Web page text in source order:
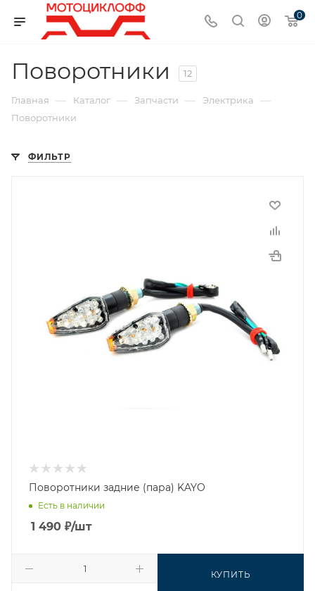
0
Поворотники 12
Главная — Каталог — Запчасти — Электрика —
Поворотники
ФИЛЬТР
Поворотники задние (пара) KAYO
Есть в наличии
1 490 ₽/шт
КУПИТЬ